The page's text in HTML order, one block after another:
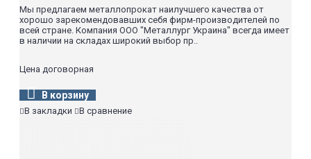
Мы предлагаем металлопрокат наилучшего качества от
хорошо зарекомендовавших себя фирм-производителей по
всей стране. Компания ООО "Металлург Украина" всегда имеет
в наличии на складах широкий выбор пр..
Цена договорная
В корзину
В закладки В сравнение